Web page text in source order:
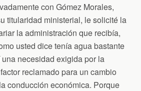
con Gómez Morales,
titularidad ministerial, le solicité la
la administración que recibía,
usted dice tenía agua bastante
necesidad exigida por la
reclamado para un cambio
conducción económica. Porque